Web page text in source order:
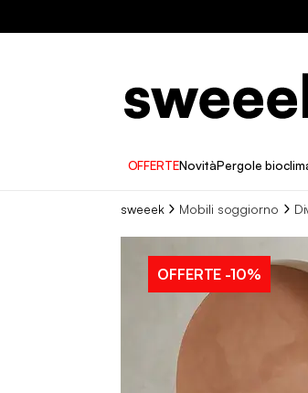
OFFERTENovitàPergole
sweeek Mobili soggiorno
OFFERTE -10%